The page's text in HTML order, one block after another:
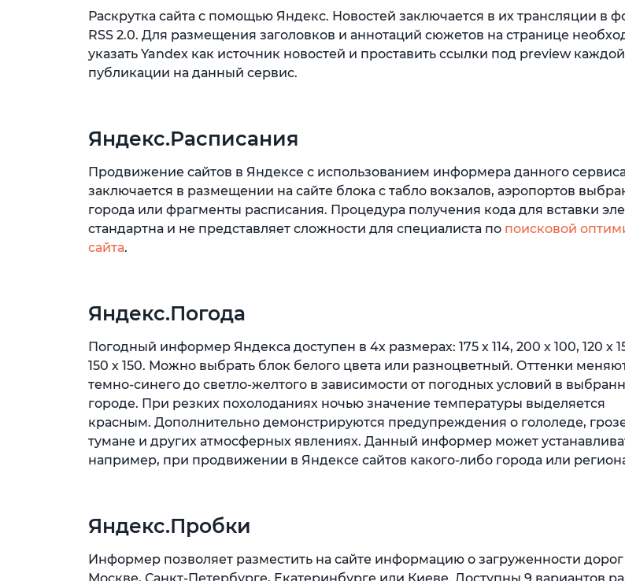
Раскрутка сайта с помощью Яндекс. Новостей заключается в их трансляции в
RSS 2.0. Для размещения заголовков и аннотаций сюжетов на странице
указать Yandex как источник новостей и проставить ссылки под preview каждой
публикации на данный сервис.
Яндекс.Расписания
Продвижение сайтов в Яндексе с использованием информера данного
заключается в размещении на сайте блока с табло вокзалов, аэропортов
города или фрагменты расписания. Процедура получения кода для вставки
стандартна и не представляет сложности для специалиста по поисковой
сайта.
Яндекс.Погода
Погодный информер Яндекса доступен в 4х размерах: 175 х 114, 200 х 100, 120 х
150 х 150. Можно выбрать блок белого цвета или разноцветный. Оттенки
темно-синего до светло-желтого в зависимости от погодных условий в
городе. При резких похолоданиях ночью значение температуры выделяется
красным. Дополнительно демонстрируются предупреждения о гололеде,
тумане и других атмосферных явлениях. Данный информер может
например, при продвижении в Яндексе сайтов какого-либо города или
Яндекс.Пробки
Информер позволяет разместить на сайте информацию о загруженности дорог